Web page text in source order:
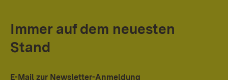
Immer auf dem neuesten
Stand
E-Mail zur Newsletter-Anmeldung